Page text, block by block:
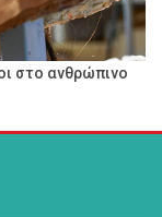
στο ανθρώπινο